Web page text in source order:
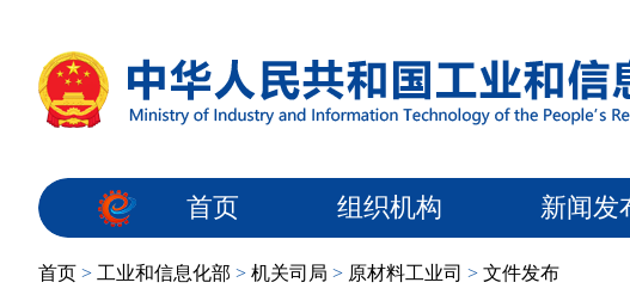
首页 组织机构 新闻发
首页 > 工业和信息化部 > 机关司局 > 原材料工业司 > 文件发布